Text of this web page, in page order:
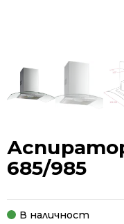
685/985
В наличност